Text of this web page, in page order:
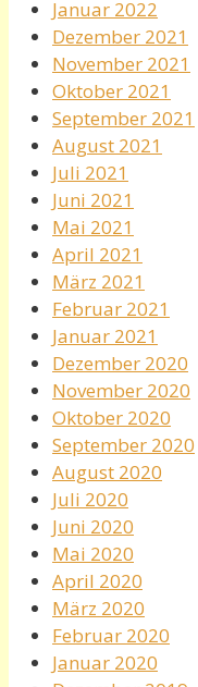
Januar 2022
Dezember 2021
November 2021
Oktober 2021
September 2021
August 2021
Juli 2021
Juni 2021
Mai 2021
April 2021
März 2021
Februar 2021
Januar 2021
Dezember 2020
November 2020
Oktober 2020
September 2020
August 2020
Juli 2020
Juni 2020
Mai 2020
April 2020
März 2020
Februar 2020
Januar 2020